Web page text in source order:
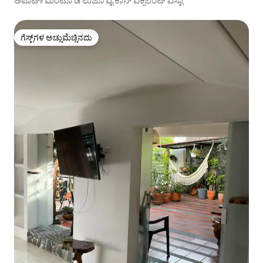
ಗೆಸ್ಟ್‌ಗಳ ಅಚ್ಚುಮೆಚ್ಚಿನದು
ಗೆಸ್ಟ್‌ಗಳ ಅಚ್ಚುಮೆಚ್ಚಿನದು